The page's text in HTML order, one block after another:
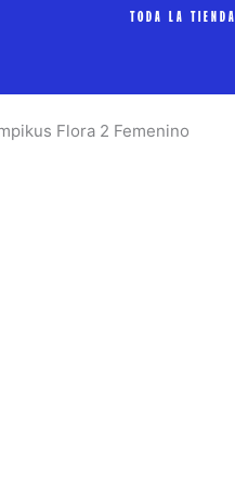
TODA LA TIENDA
Flora 2 Femenino